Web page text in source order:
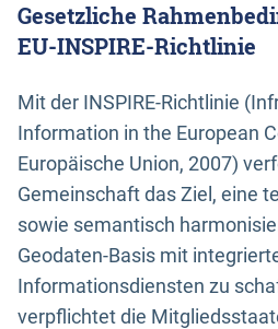
Gesetzliche
EU-INSPIRE-Richtlinie
Mit der INSPIRE-Richtlinie
Information in the European
Europäische Union, 2007)
Gemeinschaft das Ziel, eine
sowie semantisch
Geodaten-Basis mit
Informationsdiensten zu
verpflichtet die